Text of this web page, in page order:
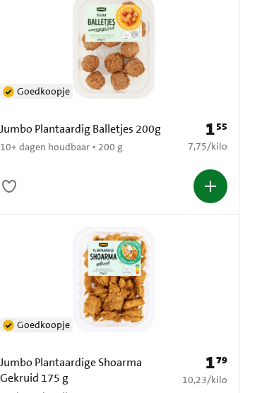
Jumbo Plantaardig Balletjes 200g
10+ dagen houdbaar • 200 g
Goedkoopje
Prijs: € 1,55
155
€ 7,75 per kilo
7,75/kilo
Jumbo Plantaardige Shoarma
Gekruid 175 g
Goedkoopje
Prijs: € 1,79
179
€ 10,23 per kilo
10,23/kilo